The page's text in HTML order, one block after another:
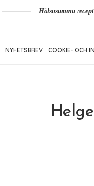
Hälsosamma
NYHETSBREV COOKIE- OCH